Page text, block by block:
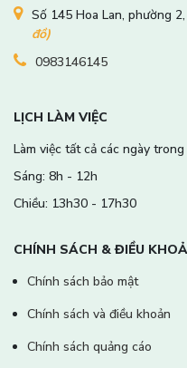
Số 145 Hoa Lan, phường
đồ)
0983146145
LỊCH LÀM VIỆC
Làm việc tất cả các ngày
Sáng: 8h - 12h
Chiều: 13h30 - 17h30
CHÍNH SÁCH & ĐIỀU
Chính sách bảo mật
Chính sách và điều khoản
Chính sách quảng cáo